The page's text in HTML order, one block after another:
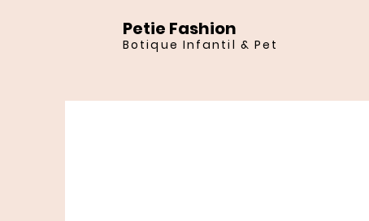
Petie Fashion
Botique Infantil & Pet